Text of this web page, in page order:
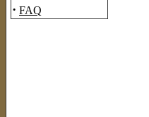
· FAQ